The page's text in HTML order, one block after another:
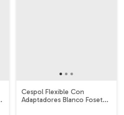
Cespol Flexible Con
Adaptadores Blanco Foset